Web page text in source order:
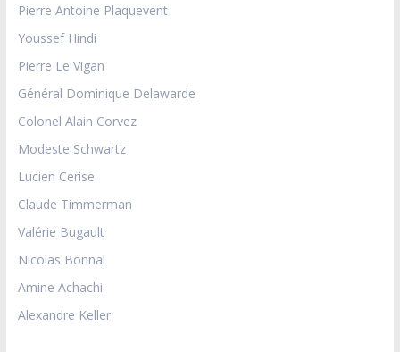
Pierre Antoine Plaquevent
Youssef Hindi
Pierre Le Vigan
Général Dominique Delawarde
Colonel Alain Corvez
Modeste Schwartz
Lucien Cerise
Claude Timmerman
Valérie Bugault
Nicolas Bonnal
Amine Achachi
Alexandre Keller